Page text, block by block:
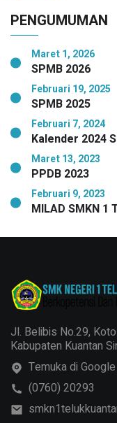
PENGUMUMAN
Maret 1, 2026
SPMB 2026
Februari 19, 2025
SPMB 2025
Februari 7, 2024
Kalender 2024
Maret 13, 2023
PPDB 2023
Februari 9, 2023
MILAD SMKN 1
Jl. Belibis No.29,
Kabupaten Kuantan
Temuka di
(0760) 20293